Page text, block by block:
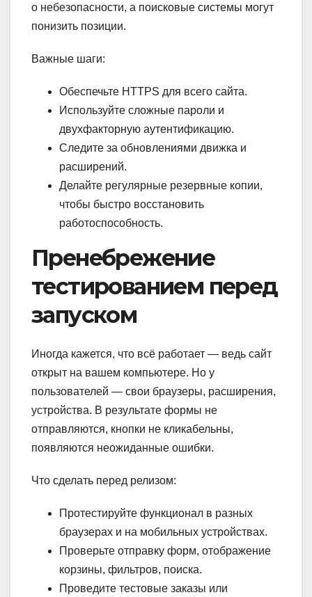
о небезопасности, а поисковые системы могут
понизить позиции.
Важные шаги:
Обеспечьте HTTPS для всего сайта.
Используйте сложные пароли и
двухфакторную аутентификацию.
Следите за обновлениями движка и
расширений.
Делайте регулярные резервные копии,
чтобы быстро восстановить
работоспособность.
Пренебрежение
тестированием перед
запуском
Иногда кажется, что всё работает — ведь сайт
открыт на вашем компьютере. Но у
пользователей — свои браузеры, расширения,
устройства. В результате формы не
отправляются, кнопки не кликабельны,
появляются неожиданные ошибки.
Что сделать перед релизом:
Протестируйте функционал в разных
браузерах и на мобильных устройствах.
Проверьте отправку форм, отображение
корзины, фильтров, поиска.
Проведите тестовые заказы или